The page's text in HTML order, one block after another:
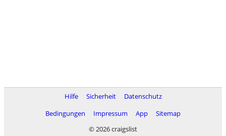
Hilfe Sicherheit
Datenschutz
Bedingungen
Impressum App
Sitemap
© 2026 craigslist